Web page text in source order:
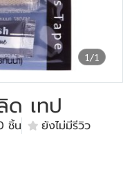
1/1
ด เทป
ชิ้น
ยังไม่มีรีวิว